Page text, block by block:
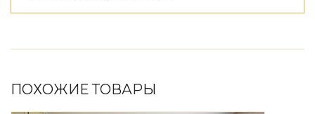
ПОХОЖИЕ ТОВАРЫ